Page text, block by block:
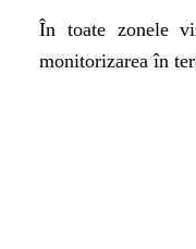
În toate zonele
monitorizarea în